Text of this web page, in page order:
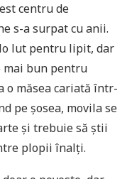
centru de
s-a surpat cu anii.
lut pentru lipit, dar
mai bun pentru
o măsea cariată într-
pe șosea, movila se
și trebuie să știi
plopii înalți.